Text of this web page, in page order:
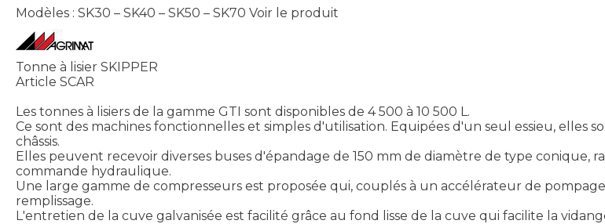
Modèles : SK30 – SK40 – SK50 – SK70 Voir le produit
Tonne à lisier SKIPPER
Article SCAR
Les tonnes à lisiers de la gamme GTI sont disponibles de 4 500 à 10 500 L.
Ce sont des machines fonctionnelles et simples d'utilisation. Equipées d'un seul essieu,
châssis.
Elles peuvent recevoir diverses buses d'épandage de 150 mm de diamètre de type conique,
commande hydraulique.
Une large gamme de compresseurs est proposée qui, couplés à un accélérateur de
remplissage.
L'entretien de la cuve galvanisée est facilité grâce au fond lisse de la cuve qui facilite la